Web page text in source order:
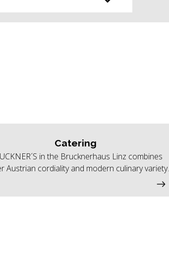
Catering
in the Brucknerhaus Linz combines
Austrian cordiality and modern culinary variety.